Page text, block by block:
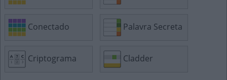
Conectado Palavra Secreta
Criptograma Cladder